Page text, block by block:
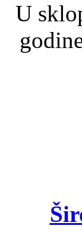
U